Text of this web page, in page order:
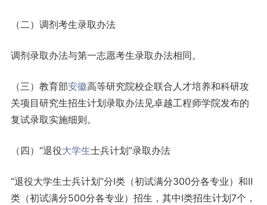
（二）调剂考生录取办法
调剂录取办法与第一志愿考生录取办法相同。
（三）教育部安徽高等研究院校企联合人才培养和科研攻
关项目研究生招生计划录取办法见卓越工程师学院发布的
复试录取实施细则。
（四）“退役大学生士兵计划”录取办法
“退役大学生士兵计划”分Ⅰ类（初试满分300分各专业）和Ⅱ
类（初试满分500分各专业）招生，其中Ⅰ类招生计划7个，